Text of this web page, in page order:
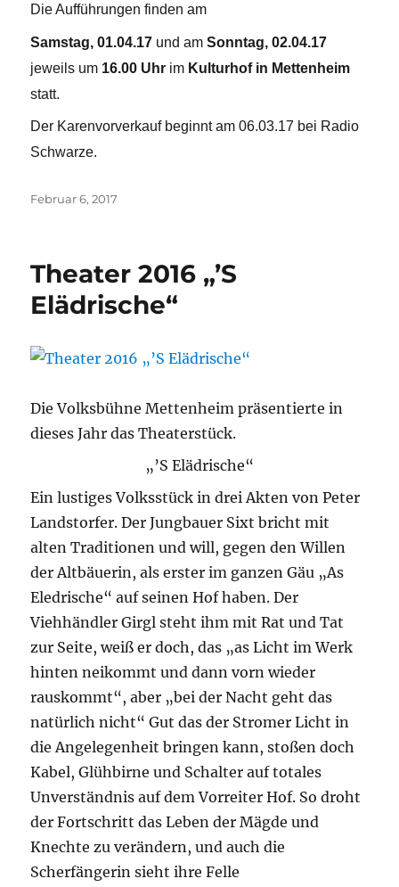
Die Aufführungen finden am
Samstag, 01.04.17 und amSonntag, 02.04.17
jeweils um 16.00 Uhr im Kulturhof in Mettenheim
statt.
Der Karenvorverkauf beginnt am 06.03.17 bei Radio
Schwarze.
Veröffentlicht
Februar 6, 2017
Theater 2016 „’S
Elädrische“
Die Volksbühne Mettenheim präsentierte in
dieses Jahr das Theaterstück.
„’S Elädrische“
Ein lustiges Volksstück in drei Akten von Peter
Landstorfer. Der Jungbauer Sixt bricht mit
alten Traditionen und will, gegen den Willen
der Altbäuerin, als erster im ganzen Gäu „As
Eledrische“ auf seinen Hof haben. Der
Viehhändler Girgl steht ihm mit Rat und Tat
zur Seite, weiß er doch, das „as Licht im Werk
hinten neikommt und dann vorn wieder
rauskommt“, aber „bei der Nacht geht das
natürlich nicht“ Gut das der Stromer Licht in
die Angelegenheit bringen kann, stoßen doch
Kabel, Glühbirne und Schalter auf totales
Unverständnis auf dem Vorreiter Hof. So droht
der Fortschritt das Leben der Mägde und
Knechte zu verändern, und auch die
Scherfängerin sieht ihre Felle